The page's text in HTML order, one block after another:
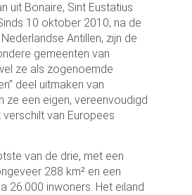
uit Bonaire, Sint Eustatius
10 oktober 2010, na de
Antillen, zijn de
gemeenten van
ze als zogenoemde
deel uitmaken van
ze een eigen, vereenvoudigd
van Europees
van de drie, met een
288 km² en een
26.000 inwoners. Het eiland